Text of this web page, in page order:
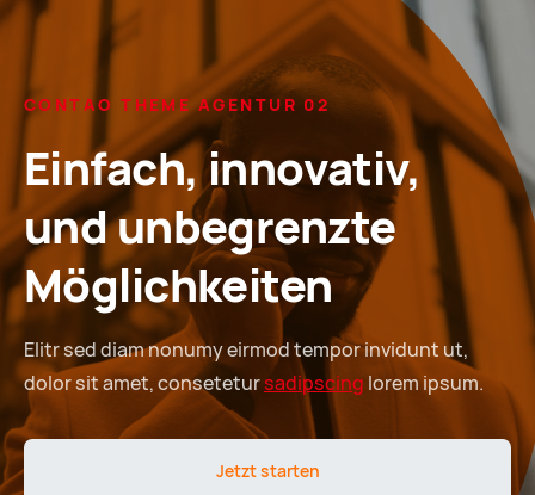
CONTAO THEME AGENTUR 02
Einfach, innovativ,
und unbegrenzte
Möglichkeiten
Elitr sed diam nonumy eirmod tempor invidunt ut,
dolor sit amet, consetetursadipscing lorem ipsum.
Jetzt starten